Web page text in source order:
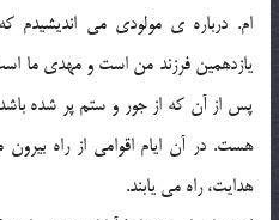
ام. درباره ي مولودي مي انديشيدم
يازدهمين فرزند من است و مهدي ما
پس از آن که از جور و ستم پر شده
هست. در آن ايام اقوامي از راه
هدايت، راه مي يابند.